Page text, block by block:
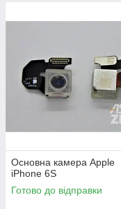
Основна камера Apple
iPhone 6S
Готово до відправки